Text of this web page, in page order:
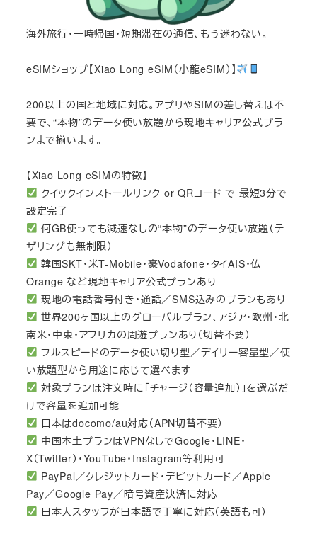
海外旅行・一時帰国・短期滞在の通信、もう迷わない。
eSIMショップ【Xiao Long eSIM（小龍eSIM）】
200以上の国と地域に対応。アプリやSIMの差し替えは不
要で、“本物”のデータ使い放題から現地キャリア公式プラ
ンまで揃います。
【Xiao Long eSIMの特徴】
クイックインストールリンク or QRコード で 最短3分で
設定完了
何GB使っても減速なしの“本物”のデータ使い放題（テ
ザリングも無制限）
韓国SKT・米T-Mobile・豪Vodafone・タイAIS・仏
Orange など現地キャリア公式プランあり
現地の電話番号付き・通話／SMS込みのプランもあり
世界200ヶ国以上のグローバルプラン、アジア・欧州・北
南米・中東・アフリカの周遊プランあり（切替不要）
フルスピードのデータ使い切り型／デイリー容量型／使
い放題型から用途に応じて選べます
対象プランは注文時に「チャージ（容量追加）」を選ぶだ
けで容量を追加可能
日本はdocomo/au対応（APN切替不要）
中国本土プランはVPNなしでGoogle・LINE・
X（Twitter）・YouTube・Instagram等利用可
PayPal／クレジットカード・デビットカード／Apple
Pay／Google Pay／暗号資産決済に対応
日本人スタッフが日本語で丁寧に対応（英語も可）